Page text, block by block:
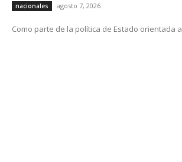
nacionales agosto 7, 2026
Como parte de la política de Estado orientada